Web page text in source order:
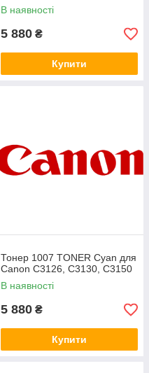
В наявності
5 880 ₴
Купити
Тонер 1007 TONER Cyan для
Canon C3126, C3130, C3150
В наявності
5 880 ₴
Купити